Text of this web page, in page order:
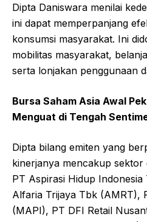
Dipta Daniswara menilai
ini dapat memperpanjang
konsumsi masyarakat. Ini
mobilitas masyarakat,
serta lonjakan penggunaan
Bursa Saham Asia Awal
Menguat di Tengah
Dipta bilang emiten yang
kinerjanya mencakup
PT Aspirasi Hidup
Alfaria Trijaya Tbk (AMRT),
(MAPI), PT DFI Retail